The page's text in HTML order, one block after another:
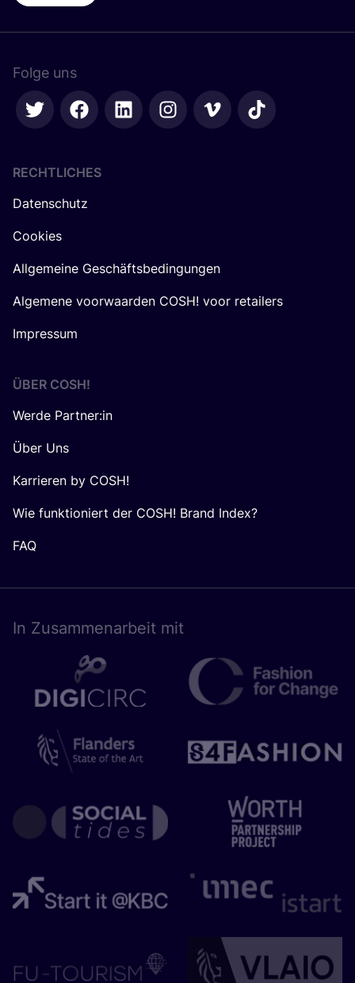
Folge uns
RECHTLICHES
Datenschutz
Cookies
Allgemeine Geschäftsbedingungen
Algemene voorwaarden COSH! voor retailers
Impressum
ÜBER COSH!
Werde Partner:in
Über Uns
Karrieren by COSH!
Wie funktioniert der COSH! Brand Index?
FAQ
In Zusam­men­ar­beit mit